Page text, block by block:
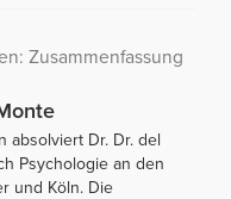
Zusammenfassung
absolviert Dr. Dr. del
Psychologie an den
und Köln. Die